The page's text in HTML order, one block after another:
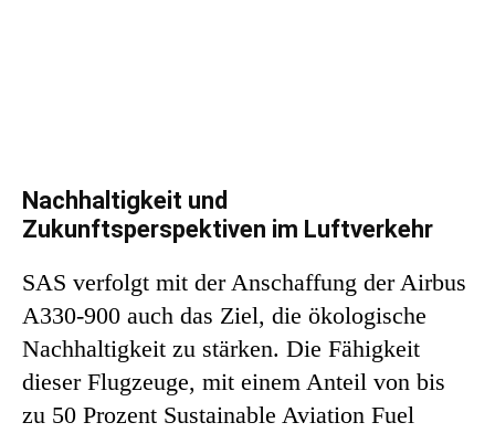
Nachhaltigkeit und
Zukunftsperspektiven im Luftverkehr
SAS verfolgt mit der Anschaffung der Airbus
A330-900 auch das Ziel, die ökologische
Nachhaltigkeit zu stärken. Die Fähigkeit
dieser Flugzeuge, mit einem Anteil von bis
zu 50 Prozent Sustainable Aviation Fuel